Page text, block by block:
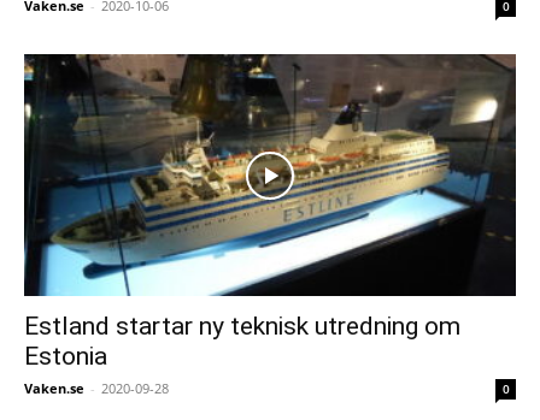
Vaken.se - 2020-10-06 0
Estland startar ny teknisk utredning om
Estonia
Vaken.se - 2020-09-28 0